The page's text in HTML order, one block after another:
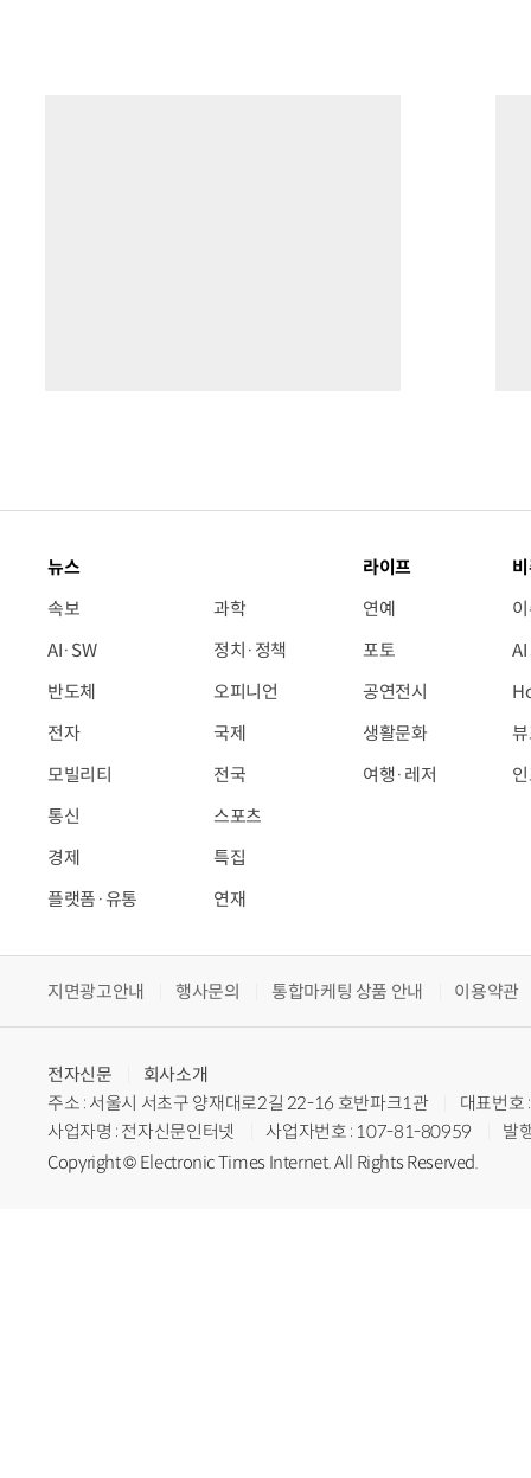
뉴스
속보
AI·SW
반도체
전자
모빌리티
통신
경제
플랫폼·유통
과학
정치·정책
오피니언
국제
전국
스포츠
특집
연재
라이프
연예
포토
공연전시
생활문화
여행·레저
지면광고안내 행사문의 통합마케팅 상품 안내 이용약관
전자신문
회사소개
주소 : 서울시 서초구 양재대로2길 22-16 호반파크1관
대표번
사업자명 : 전자신문인터넷
사업자번호 : 107-81-80959
발
Copyright © Electronic Times Internet. All Rights Reserved.